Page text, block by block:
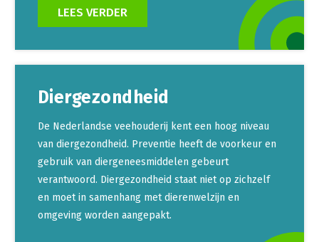
LEES VERDER
Diergezondheid
De Nederlandse veehouderij kent een hoog niveau
van diergezondheid. Preventie heeft de voorkeur en
gebruik van diergeneesmiddelen gebeurt
verantwoord. Diergezondheid staat niet op zichzelf
en moet in samenhang met dierenwelzijn en
omgeving worden aangepakt.